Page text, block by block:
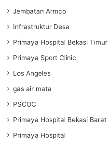
Jembatan Armco
Infrastruktur Desa
Primaya Hospital Bekasi Timur
Primaya Sport Clinic
Los Angeles
gas air mata
PSCOC
Primaya Hospital Bekasi Barat
Primaya Hospital